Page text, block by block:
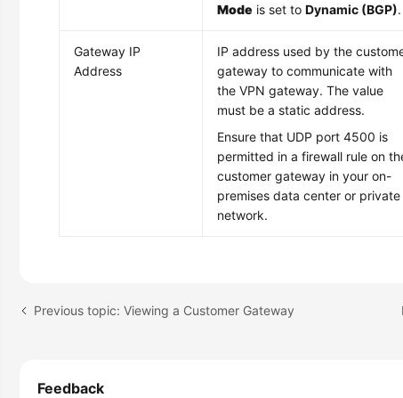
Mode is set toDynamic (BGP).
Gateway IP
Address
IP address used by the
gateway to communicate with
the VPN gateway. The value
must be a static address.
Ensure that UDP port 4500 is
permitted in a firewall rule on
customer gateway in your on-
premises data center or private
network.
Previous topic: Viewing a Customer Gateway
Feedback